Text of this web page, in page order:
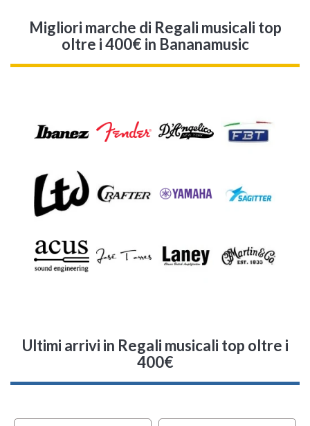
Migliori marche di Regali musicali top
oltre i 400€ in Bananamusic
Ultimi arrivi in Regali musicali top oltre i
400€